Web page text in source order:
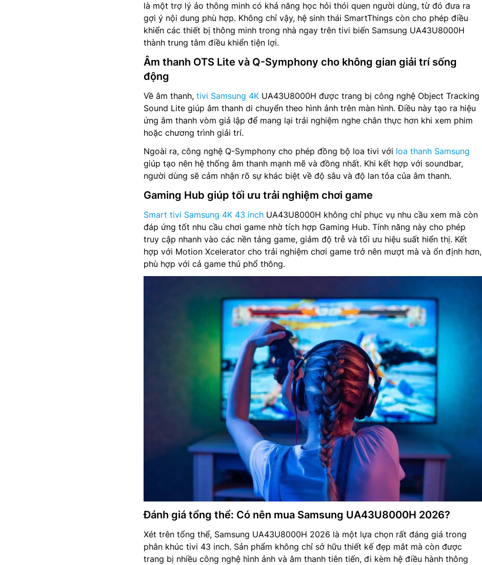
là một trợ lý ảo thông minh có khả năng học hỏi thói quen người dùng, từ đó đưa ra
gợi ý nội dung phù hợp. Không chỉ vậy, hệ sinh thái SmartThings còn cho phép điều
khiển các thiết bị thông minh trong nhà ngay trên tivi biến Samsung UA43U8000H
thành trung tâm điều khiển tiện lợi.
Âm thanh OTS Lite và Q-Symphony cho không gian giải trí sống
động
Về âm thanh, tivi Samsung 4K UA43U8000H được trang bị công nghệ Object Tracking
Sound Lite giúp âm thanh di chuyển theo hình ảnh trên màn hình. Điều này tạo ra hiệu
ứng âm thanh vòm giả lập để mang lại trải nghiệm nghe chân thực hơn khi xem phim
hoặc chương trình giải trí.
Ngoài ra, công nghệ Q-Symphony cho phép đồng bộ loa tivi với loa thanh Samsung
giúp tạo nên hệ thống âm thanh mạnh mẽ và đồng nhất. Khi kết hợp với soundbar,
người dùng sẽ cảm nhận rõ sự khác biệt về độ sâu và độ lan tỏa của âm thanh.
Gaming Hub giúp tối ưu trải nghiệm chơi game
Smart tivi Samsung 4K 43 inch UA43U8000H không chỉ phục vụ nhu cầu xem mà còn
đáp ứng tốt nhu cầu chơi game nhờ tích hợp Gaming Hub. Tính năng này cho phép
truy cập nhanh vào các nền tảng game, giảm độ trễ và tối ưu hiệu suất hiển thị. Kết
hợp với Motion Xcelerator cho trải nghiệm chơi game trở nên mượt mà và ổn định hơn,
phù hợp với cả game thủ phổ thông.
Đánh giá tổng thể: Có nên mua Samsung UA43U8000H 2026?
Xét trên tổng thể, Samsung UA43U8000H 2026 là một lựa chọn rất đáng giá trong
phân khúc tivi 43 inch. Sản phẩm không chỉ sở hữu thiết kế đẹp mắt mà còn được
trang bị nhiều công nghệ hình ảnh và âm thanh tiên tiến, đi kèm hệ điều hành thông